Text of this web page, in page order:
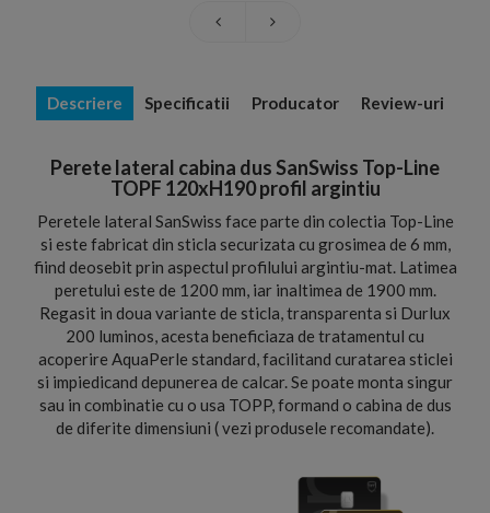
Descriere Specificatii Producator Review-uri
Perete lateral cabina dus SanSwiss Top-Line
TOPF 120xH190 profil argintiu
Peretele lateral SanSwiss face parte din colectia Top-Line
si este fabricat din sticla securizata cu grosimea de 6 mm,
fiind deosebit prin aspectul profilului argintiu-mat. Latimea
peretului este de 1200 mm, iar inaltimea de 1900 mm.
Regasit in doua variante de sticla, transparenta si Durlux
200 luminos, acesta beneficiaza de tratamentul cu
acoperire AquaPerle standard, facilitand curatarea sticlei
si impiedicand depunerea de calcar. Se poate monta singur
sau in combinatie cu o usa TOPP, formand o cabina de dus
de diferite dimensiuni ( vezi produsele recomandate).